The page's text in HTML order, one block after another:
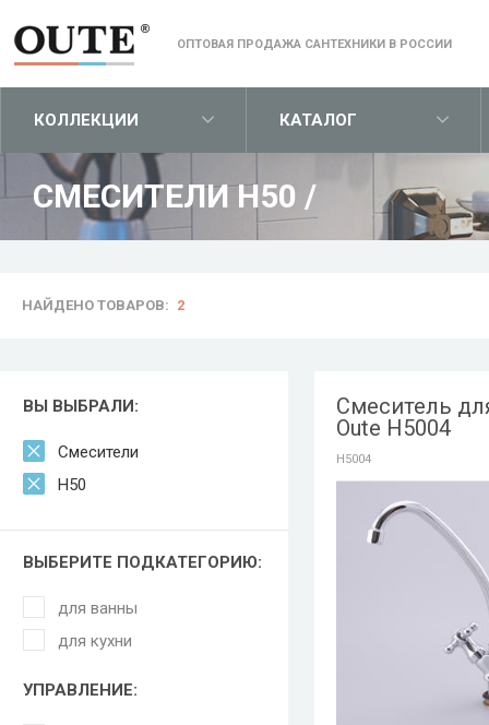
ОПТОВАЯ ПРОДАЖА САНТЕХНИКИ В РОССИИ
КОЛЛЕКЦИИ КАТАЛОГ
СМЕСИТЕЛИ H50 /
НАЙДЕНО ТОВАРОВ: 2
ВЫ ВЫБРАЛИ:
Смесители
H50
ВЫБЕРИТЕ ПОДКАТЕГОРИЮ:
для ванны
для кухни
УПРАВЛЕНИЕ:
Смеситель
Oute H5004
H5004